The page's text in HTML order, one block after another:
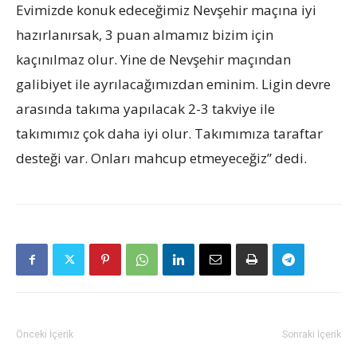
Evimizde konuk edeceğimiz Nevşehir maçına iyi
hazırlanırsak, 3 puan almamız bizim için
kaçınılmaz olur. Yine de Nevşehir maçından
galibiyet ile ayrılacağımızdan eminim. Ligin devre
arasında takıma yapılacak 2-3 takviye ile
takımımız çok daha iyi olur. Takımımıza taraftar
desteği var. Onları mahcup etmeyeceğiz” dedi.
Önceki İçerik Sonraki İçerik